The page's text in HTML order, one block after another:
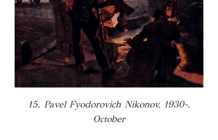
15. Pavel Fyodorovich Nikonov, 1930-.
October